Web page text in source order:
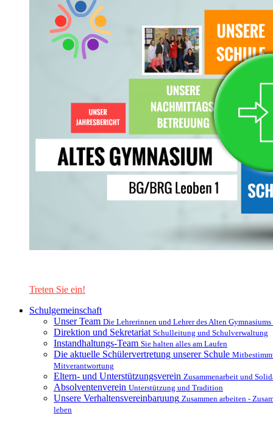
Treten Sie ein!
Schulgemeinschaft
Unser Team Die Lehrerinnen und Lehrer des Alten
Direktion und Sekretariat Schulleitung und Schulverwaltung
Instandhaltungs-Team Sie halten alles am Laufen
Die aktuelle Schülervertretung unserer Schule
Mitverantwortung
Eltern- und Unterstützungsverein Zusammenarbeit und
Absolventenverein Unterstützung und Tradition
Unsere Verhaltensvereinbaruung Zusammen arbeiten -
leben